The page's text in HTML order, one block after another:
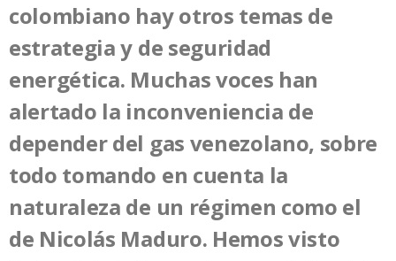
colombiano hay otros temas de
estrategia y de seguridad
energética. Muchas voces han
alertado la inconveniencia de
depender del gas venezolano, sobre
todo tomando en cuenta la
naturaleza de un régimen como el
de Nicolás Maduro. Hemos visto